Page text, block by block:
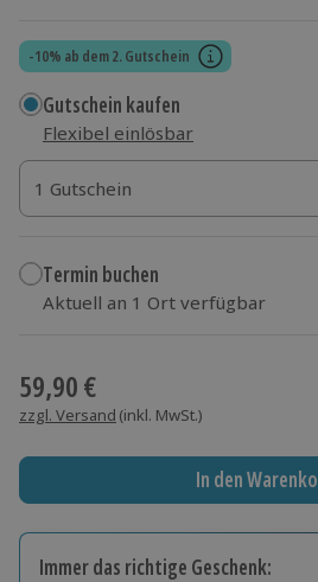
-10% ab dem 2. Gutschein
Gutschein kaufen
Flexibel einlösbar
1 Gutschein
1 Gutschein
1 Gutschein
Termin buchen
Aktuell an 1 Ort verfügbar
59,90 €
zzgl. Versand (inkl. MwSt.)
In den
Immer das richtige Geschenk: